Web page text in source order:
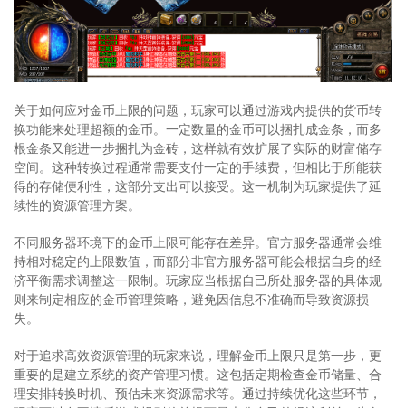
关于如何应对金币上限的问题，玩家可以通过游戏内提供的货币转
换功能来处理超额的金币。一定数量的金币可以捆扎成金条，而多
根金条又能进一步捆扎为金砖，这样就有效扩展了实际的财富储存
空间。这种转换过程通常需要支付一定的手续费，但相比于所能获
得的存储便利性，这部分支出可以接受。这一机制为玩家提供了延
续性的资源管理方案。
不同服务器环境下的金币上限可能存在差异。官方服务器通常会维
持相对稳定的上限数值，而部分非官方服务器可能会根据自身的经
济平衡需求调整这一限制。玩家应当根据自己所处服务器的具体规
则来制定相应的金币管理策略，避免因信息不准确而导致资源损
失。
对于追求高效资源管理的玩家来说，理解金币上限只是第一步，更
重要的是建立系统的资产管理习惯。这包括定期检查金币储量、合
理安排转换时机、预估未来资源需求等。通过持续优化这些环节，